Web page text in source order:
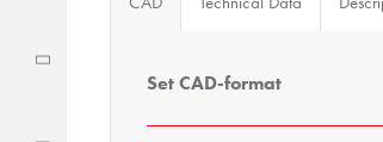
Set CAD-format